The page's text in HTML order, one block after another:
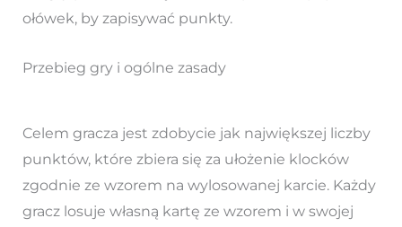
ołówek, by zapisywać punkty.
Przebieg gry i ogólne zasady
Celem gracza jest zdobycie jak największej liczby
punktów, które zbiera się za ułożenie klocków
zgodnie ze wzorem na wylosowanej karcie. Każdy
gracz losuje własną kartę ze wzorem i w swojej